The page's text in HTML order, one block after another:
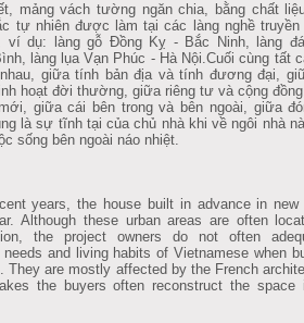
mảng vách tường ngăn chia, bằng chất
tự nhiên được làm tại các làng nghề truyền
ví dụ: làng gỗ Đồng Kỵ - Bắc Ninh, làng
làng lụa Vạn Phúc - Hà Nội.Cuối cùng tất
giữa tính bản địa và tính đương đại,
hoạt đời thường, giữa riêng tư và cộng
giữa cái bên trong và bên ngoài, giữa
là sự tĩnh tại của chủ nhà khi về ngôi nhà
sống bên ngoài náo nhiệt.
years, the house built in advance in new
Although these urban areas are often
the project owners do not often
and living habits of Vietnamese when
They are mostly affected by the French
the buyers often reconstruct the space